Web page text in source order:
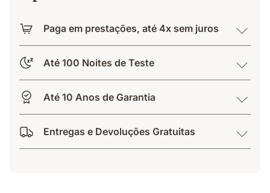
Paga em prestações, até 4x sem juros
Até 100 Noites de Teste
Até 10 Anos de Garantia
Entregas e Devoluções Gratuitas